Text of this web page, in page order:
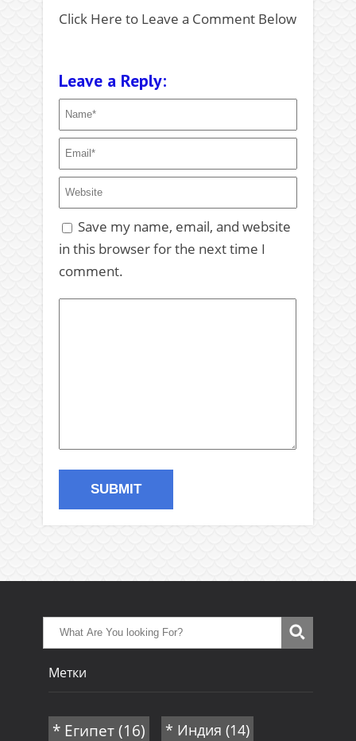
Click Here to Leave a Comment Below
Leave a Reply:
Save my name, email, and website
in this browser for the next time I
comment.
Метки
* Египет(16) * Индия (14)